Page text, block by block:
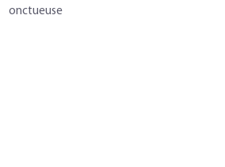
onctueuse